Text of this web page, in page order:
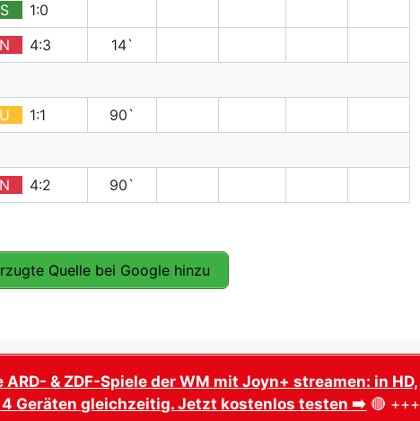
S
1:0
N 4:3
14`
U 1:1
90`
N 4:2 90`
Quelle bei Google hinzu
ARD- & ZDF-Spiele der WM mit Joyn+ streamen: in HD,
Geräten gleichzeitig. Jetzt kostenlos testen ➡️ 🔴 +++